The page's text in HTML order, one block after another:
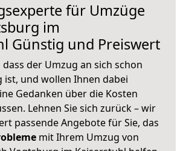
für Umzüge
im
Günstig und Preiswert
der Umzug an sich schon
ist, und wollen Ihnen dabei
Gedanken über die Kosten
Lehnen Sie sich zurück – wir
passende Angebote für Sie, das
mit Ihrem Umzug von